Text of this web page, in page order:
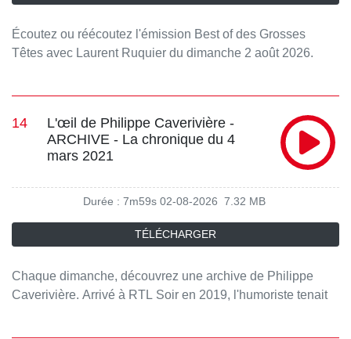
Écoutez ou réécoutez l'émission Best of des Grosses
Têtes avec Laurent Ruquier du dimanche 2 août 2026.
14
L'œil de Philippe Caverivière -
ARCHIVE - La chronique du 4
mars 2021
Durée : 7m59s 02-08-2026 7.32 MB
TÉLÉCHARGER
Chaque dimanche, découvrez une archive de Philippe
Caverivière. Arrivé à RTL Soir en 2019, l'humoriste tenait